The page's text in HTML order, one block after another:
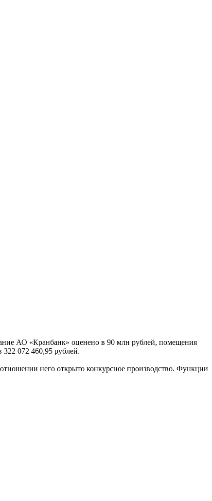
АО «Кранбанк» оценено в 90 млн рублей, помещения
072 460,95 рублей.
него открыто конкурсное производство. Функции